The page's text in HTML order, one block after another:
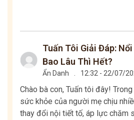
Tuấn Tôi Giải Đáp:
Bao Lâu Thì Hết?
Ẩn Danh . 12:32 - 22/07/
Chào bà con, Tuấn tôi đây!
sức khỏe của người mẹ chịu
thay đổi nội tiết tố, áp lực chăm